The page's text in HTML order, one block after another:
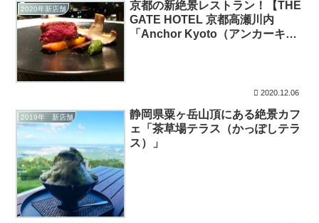
2020年新店舗
京都の新絶景レストラン！【THE
GATE HOTEL 京都高瀬川内
「Anchor Kyoto（アンカーキョ
2020.12.06
2019年 新店舗
静岡県粟ヶ岳山頂にある絶景カフ
ェ「茶草場テラス（かっぽしテラ
ス）」